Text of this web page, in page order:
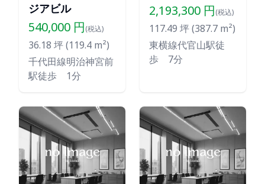
ジアビル
540,000 円(税込)
36.18 坪 (119.4 m²)
千代田線明治神宮前
駅徒歩 1分
2,193,300 円(税込)
117.49 坪 (387.7 m²)
東横線代官山駅徒
歩 7分